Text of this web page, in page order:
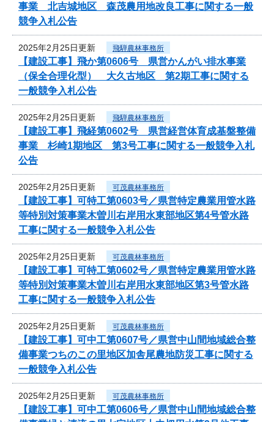
事業 北吉城地区 森茂農用地改良工事に関する一般
競争入札公告
2025年2月25日更新 飛騨農林事務所
【建設工事】飛か第0606号 県営かんがい排水事業
（保全合理化型） 大久古地区 第2期工事に関する
一般競争入札公告
2025年2月25日更新 飛騨農林事務所
【建設工事】飛経第0602号 県営経営体育成基盤整備
事業 杉崎1期地区 第3号工事に関する一般競争入札
公告
2025年2月25日更新 可茂農林事務所
【建設工事】可特工第0603号／県営特定農業用管水路
等特別対策事業木曽川右岸用水東部地区第4号管水路
工事に関する一般競争入札公告
2025年2月25日更新 可茂農林事務所
【建設工事】可特工第0602号／県営特定農業用管水路
等特別対策事業木曽川右岸用水東部地区第3号管水路
工事に関する一般競争入札公告
2025年2月25日更新 可茂農林事務所
【建設工事】可中工第0607号／県営中山間地域総合整
備事業つちのこの里地区加舎尾農地防災工事に関する
一般競争入札公告
2025年2月25日更新 可茂農林事務所
【建設工事】可中工第0606号／県営中山間地域総合整